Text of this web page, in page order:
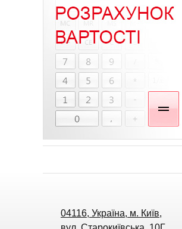
04116, Україна, м. Київ,